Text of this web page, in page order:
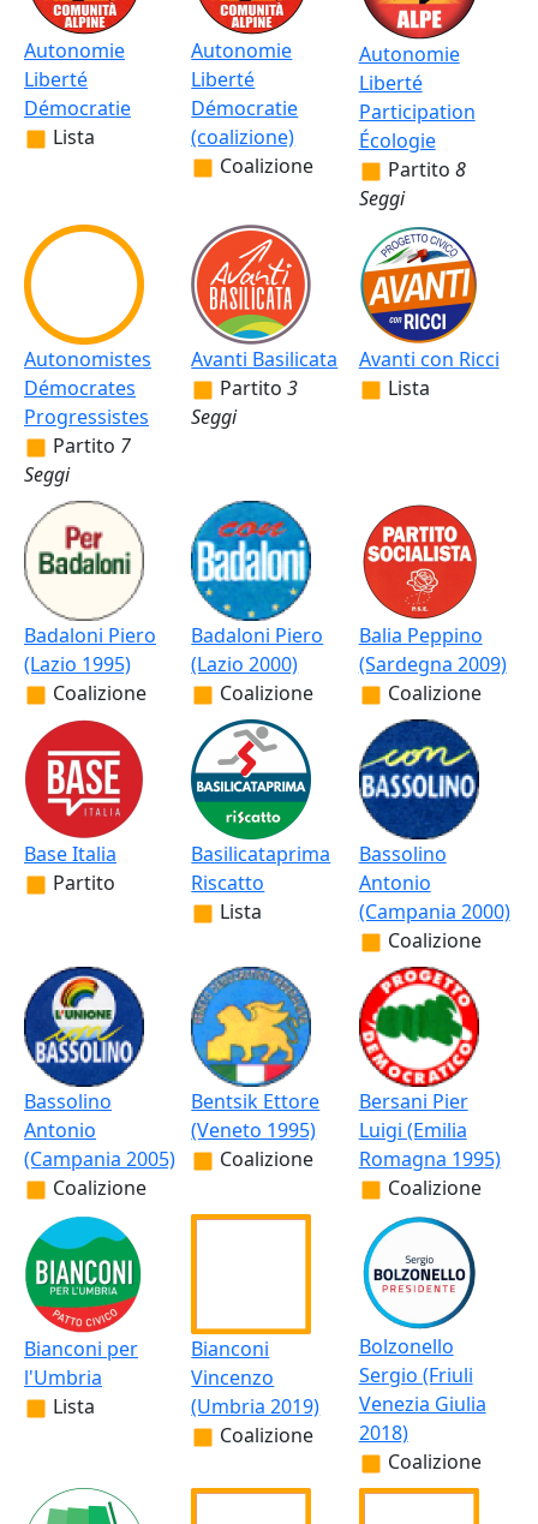
Autonomie
Liberté
Démocratie
Lista
Autonomie
Liberté
Démocratie
(coalizione)
Coalizione
Autonomie
Liberté
Participation
Écologie
Partito 8
Seggi
Autonomistes
Démocrates
Progressistes
Partito 7
Seggi
Avanti Basilicata
Partito 3
Seggi
Avanti con Ricci
Lista
Badaloni Piero
(Lazio 1995)
Coalizione
Badaloni Piero
(Lazio 2000)
Coalizione
Balia Peppino
(Sardegna 2009)
Coalizione
Base Italia
Partito
Basilicataprima
Riscatto
Lista
Bassolino
Antonio
(Campania 2000)
Coalizione
Bassolino
Antonio
(Campania 2005)
Coalizione
Bentsik Ettore
(Veneto 1995)
Coalizione
Bersani Pier
Luigi (Emilia
Romagna 1995)
Coalizione
Bianconi per
l'Umbria
Lista
Bianconi
Vincenzo
(Umbria 2019)
Coalizione
Bolzonello
Sergio (Friuli
Venezia Giulia
2018)
Coalizione